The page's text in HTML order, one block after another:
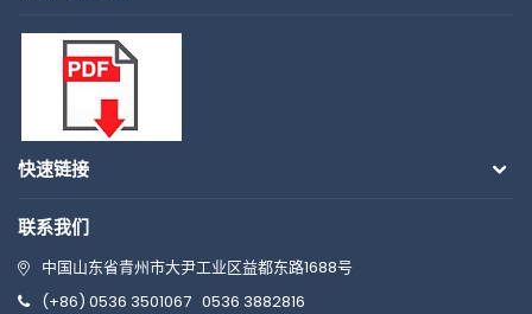
快速链接
联系我们
中国山东省青州市大尹工业区益都东路1688号
(+86) 0536 3501067 0536 3882816